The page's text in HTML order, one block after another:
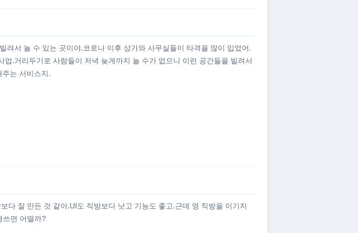
려서 놀 수 있는 곳이야.코로나 이후 상가와 사무실들이 타격을 많이 입었어.
.거리두기로 사람들이 저녁 늦게까지 놀 수가 없으니 이런 공간들을 빌려서
는 서비스지.
다 잘 만든 것 같아.UI도 직방보다 낫고 기능도 좋고.근데 영 직방을 이기지
쓰면 어떨까?